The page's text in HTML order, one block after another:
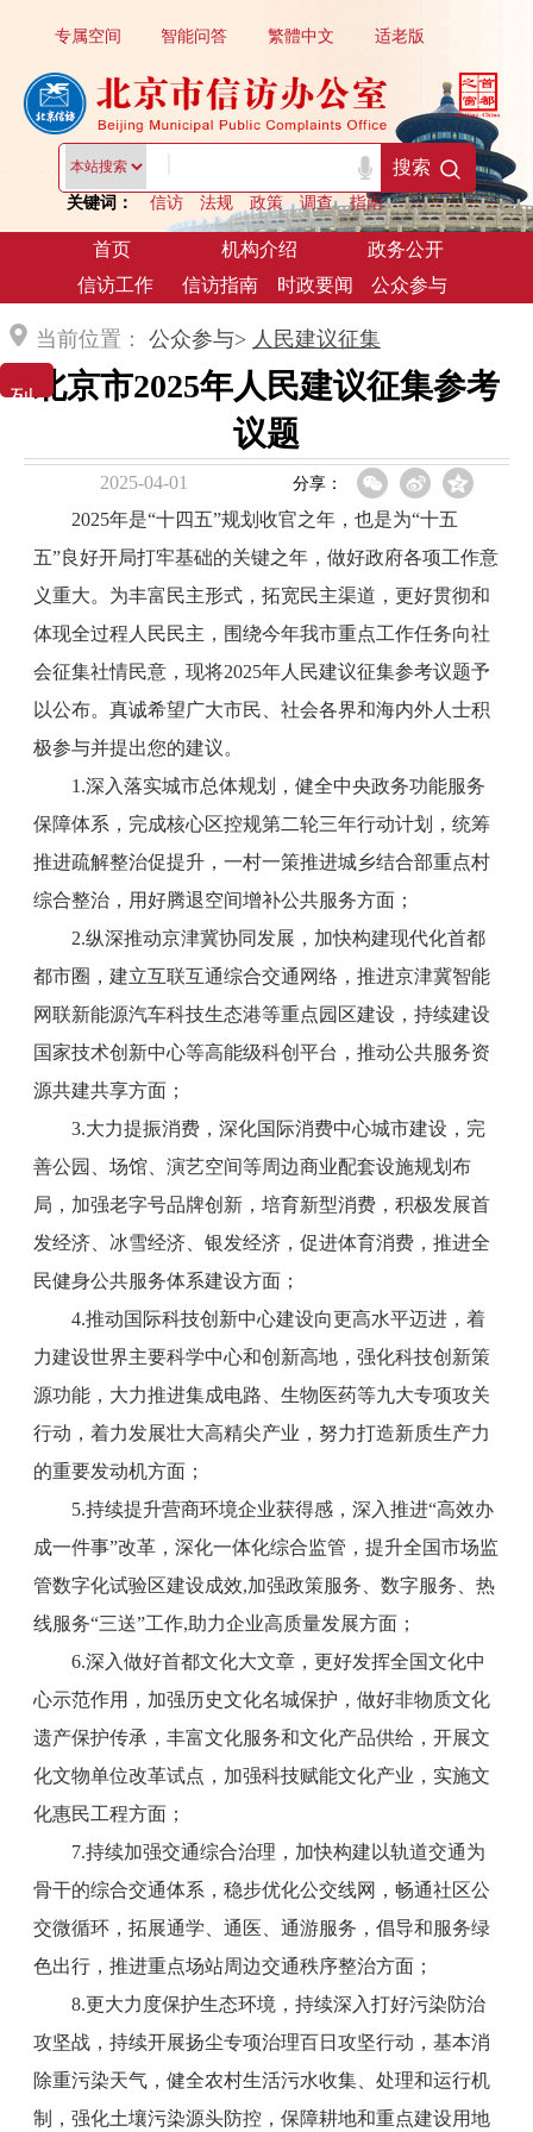
关键词： 信访 法规 政策 调查 指南
搜索
繁體中文
专属空间 适老版
智能问答
首页 机构介绍
政务公开
信访工作
信访指南 时政要闻 公众参与
当前位置： 公众参与> 人民建议征集
北京市2025年人民建议征集参考
议题
2025-04-01 分享：
2025年是“十四五”规划收官之年，也是为“十五
五”良好开局打牢基础的关键之年，做好政府各项工作意
义重大。为丰富民主形式，拓宽民主渠道，更好贯彻和
体现全过程人民民主，围绕今年我市重点工作任务向社
会征集社情民意，现将2025年人民建议征集参考议题予
以公布。真诚希望广大市民、社会各界和海内外人士积
极参与并提出您的建议。
1.深入落实城市总体规划，健全中央政务功能服务
保障体系，完成核心区控规第二轮三年行动计划，统筹
推进疏解整治促提升，一村一策推进城乡结合部重点村
综合整治，用好腾退空间增补公共服务方面；
2.纵深推动京津冀协同发展，加快构建现代化首都
都市圈，建立互联互通综合交通网络，推进京津冀智能
网联新能源汽车科技生态港等重点园区建设，持续建设
国家技术创新中心等高能级科创平台，推动公共服务资
源共建共享方面；
3.大力提振消费，深化国际消费中心城市建设，完
善公园、场馆、演艺空间等周边商业配套设施规划布
局，加强老字号品牌创新，培育新型消费，积极发展首
发经济、冰雪经济、银发经济，促进体育消费，推进全
民健身公共服务体系建设方面；
4.推动国际科技创新中心建设向更高水平迈进，着
力建设世界主要科学中心和创新高地，强化科技创新策
源功能，大力推进集成电路、生物医药等九大专项攻关
行动，着力发展壮大高精尖产业，努力打造新质生产力
的重要发动机方面；
5.持续提升营商环境企业获得感，深入推进“高效办
成一件事”改革，深化一体化综合监管，提升全国市场监
管数字化试验区建设成效,加强政策服务、数字服务、热
线服务“三送”工作,助力企业高质量发展方面；
6.深入做好首都文化大文章，更好发挥全国文化中
心示范作用，加强历史文化名城保护，做好非物质文化
遗产保护传承，丰富文化服务和文化产品供给，开展文
化文物单位改革试点，加强科技赋能文化产业，实施文
化惠民工程方面；
7.持续加强交通综合治理，加快构建以轨道交通为
骨干的综合交通体系，稳步优化公交线网，畅通社区公
交微循环，拓展通学、通医、通游服务，倡导和服务绿
色出行，推进重点场站周边交通秩序整治方面；
8.更大力度保护生态环境，持续深入打好污染防治
攻坚战，持续开展扬尘专项治理百日攻坚行动，基本消
除重污染天气，健全农村生活污水收集、处理和运行机
制，强化土壤污染源头防控，保障耕地和重点建设用地